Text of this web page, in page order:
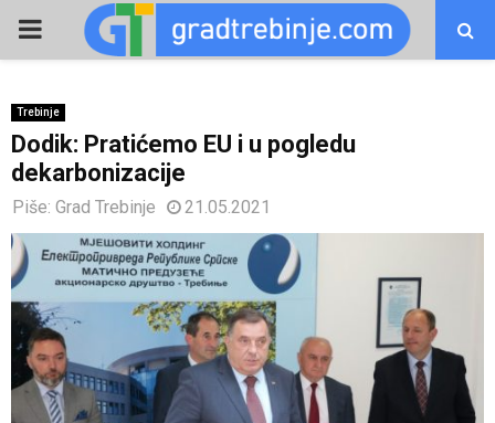
PRIMARY
Trebinje
Dodik: Pratićemo EU i u pogledu
dekarbonizacije
Piše: Grad Trebinje 21.05.2021